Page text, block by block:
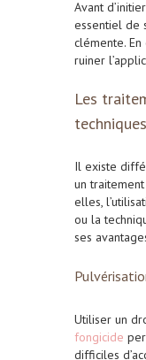
Avant
essentiel de
clémente.
ruiner
Les
Il existe
un
elles,
ou la
ses
Utiliser un
fongicide
difficiles